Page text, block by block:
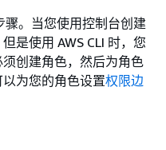
骤。当您使用控制台创建
是使用 AWS CLI 时，您
创建角色，然后为角色
为您的角色设置权限边